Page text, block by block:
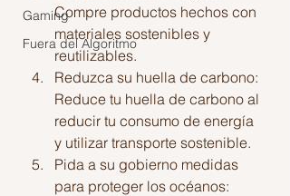
Gaming
Fuera del Algoritmo
Compre productos hechos con
materiales sostenibles y
reutilizables.
Reduzca su huella de carbono:
Reduce tu huella de carbono al
reducir tu consumo de energía
y utilizar transporte sostenible.
Pida a su gobierno medidas
para proteger los océanos: